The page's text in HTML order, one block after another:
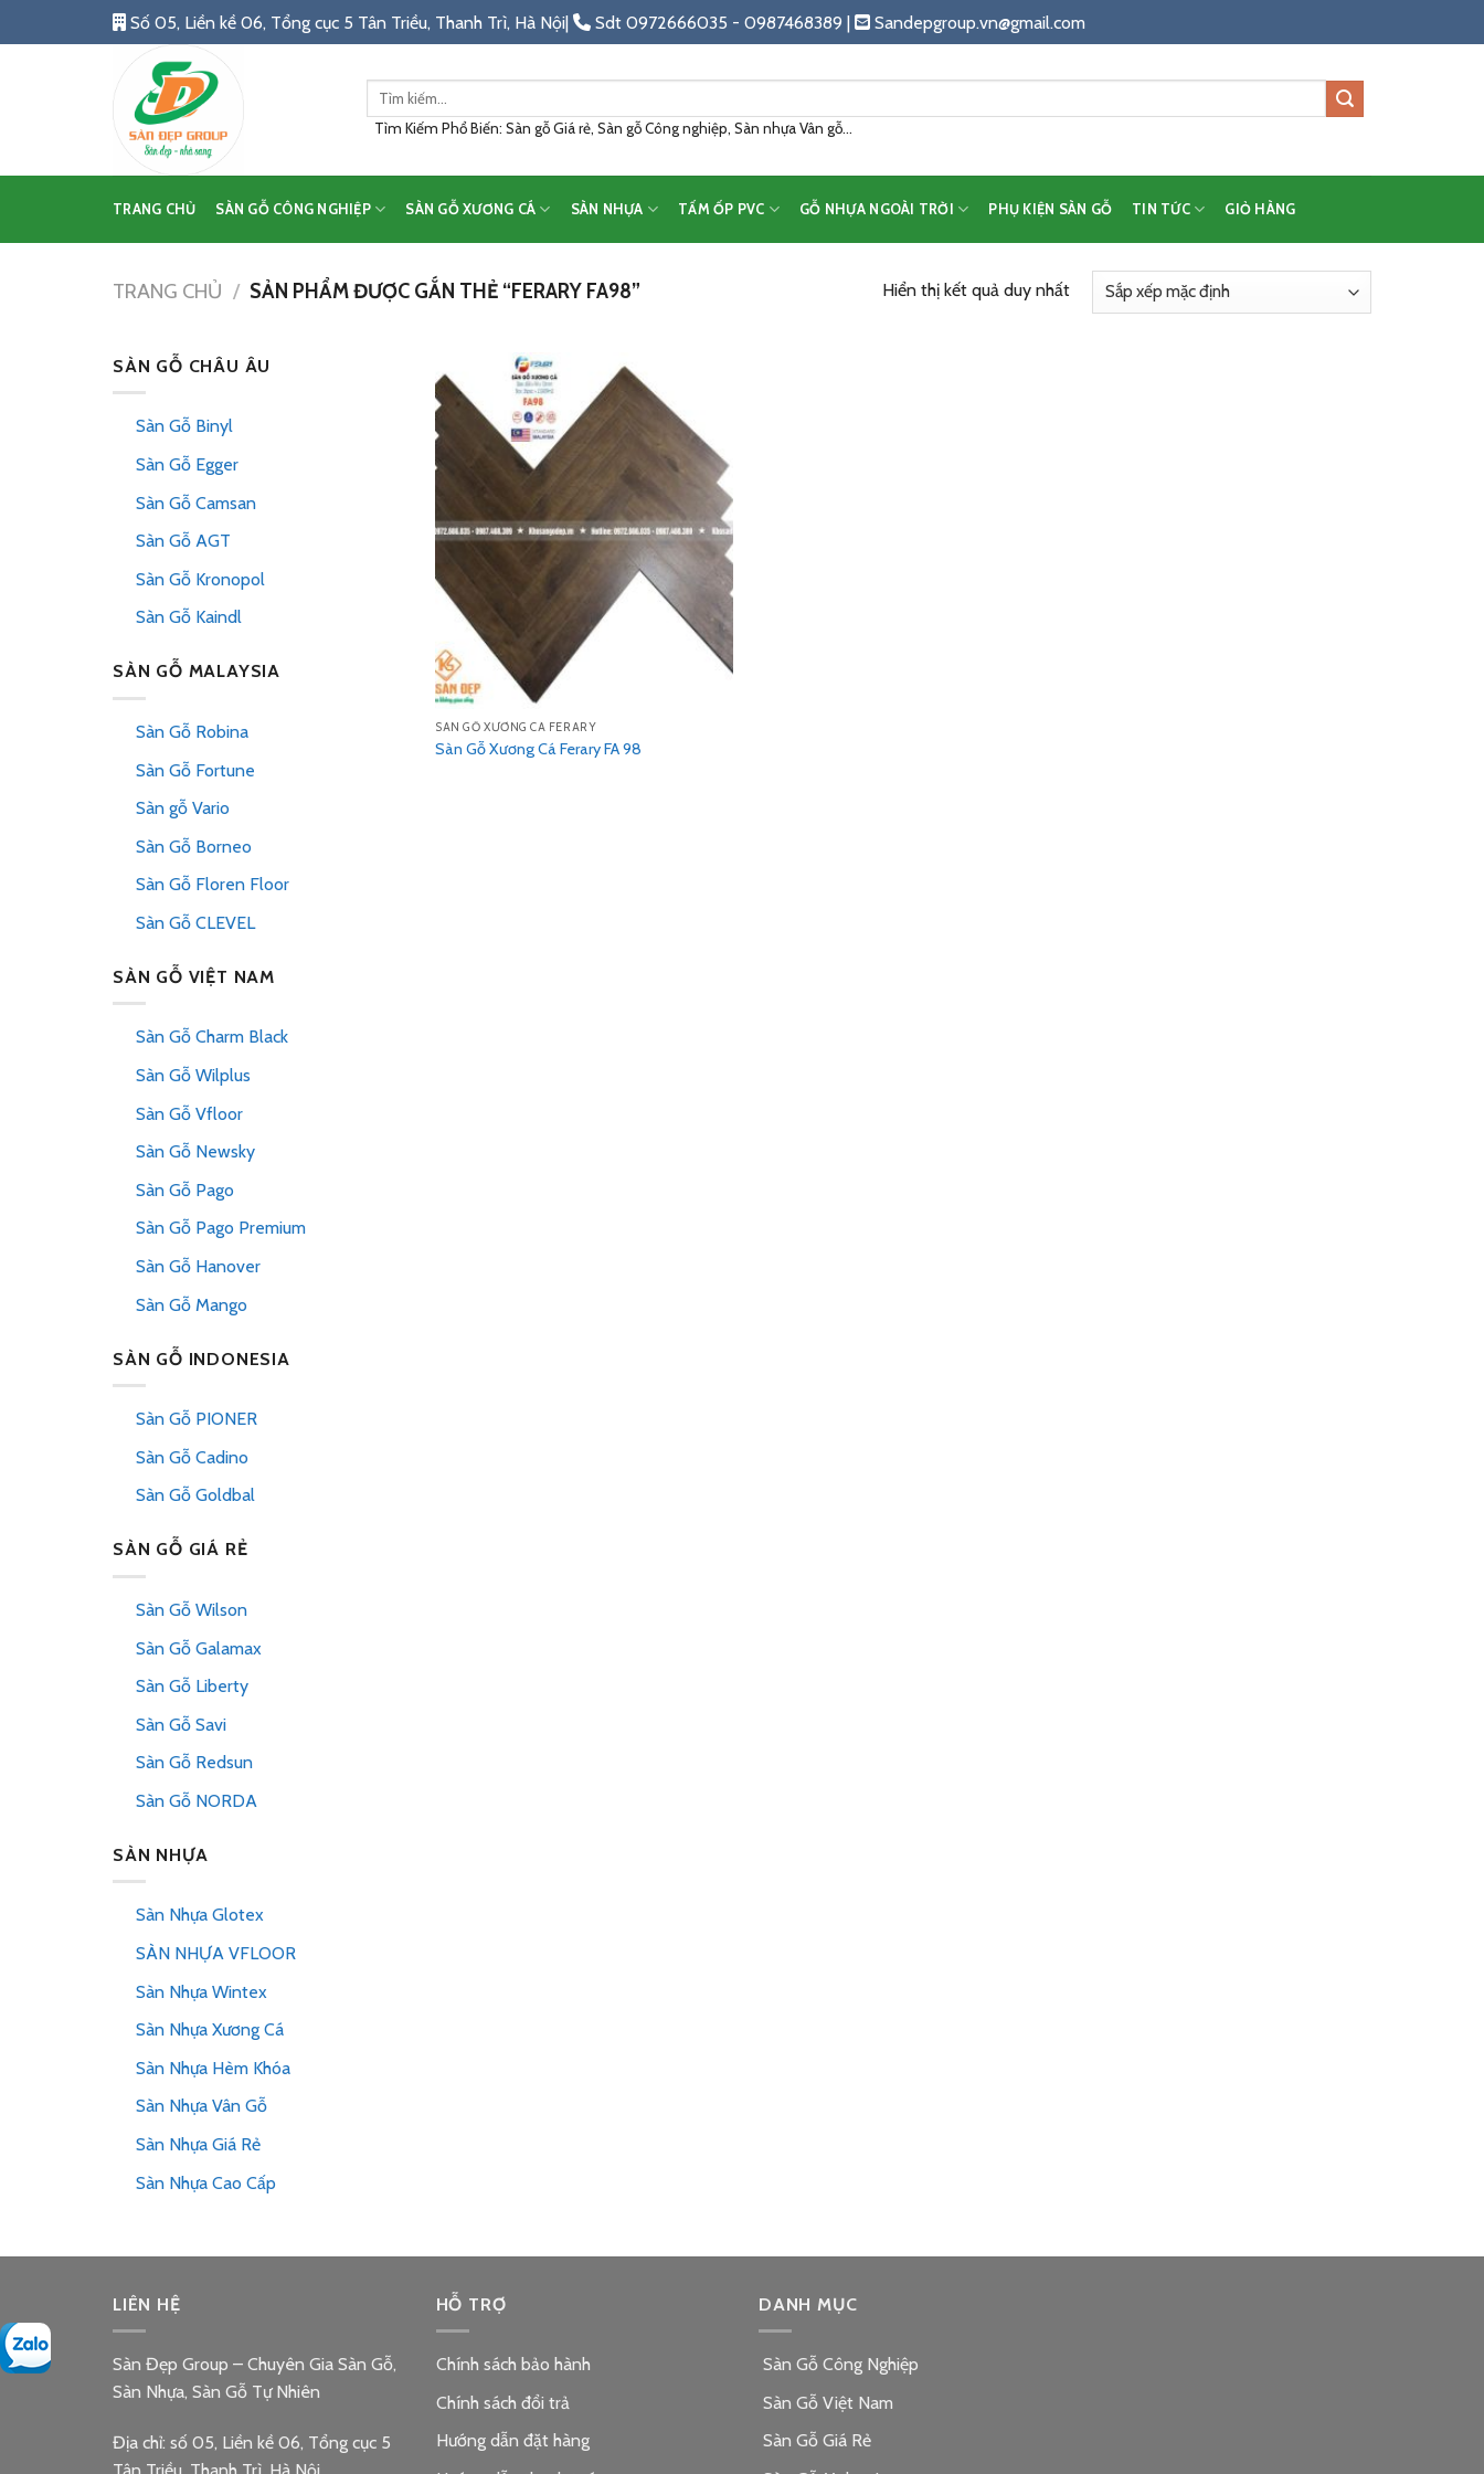
to
Số 05, Liền kề 06, Tổng cục 5 Tân Triều, Thanh Trì, Hà Nội| Sdt 0972666035 - 0987468389 | Sandepgroup.vn@gmail.com
Tìm
Tìm Kiếm Phổ Biến: Sàn gỗ Giá rẻ, Sàn gỗ Công nghiệp, Sàn nhựa Vân gỗ...
TRANG CHỦ SÀN GỖ CÔNG NGHIỆP SÀN GỖ XƯƠNG CÁ SÀN NHỰA TẤM ỐP PVC GỖ NHỰA NGOÀI TRỜI PHỤ KIỆN SÀN GỖ TIN TỨC GIỎ HÀNG
TRANG CHỦ / SẢN PHẨM ĐƯỢC GẮN THẺ “FERARY FA98” Hiển thị kết quả duy nhất
SÀN GỖ CHÂU ÂU
Sàn Gỗ Binyl
Sàn Gỗ Egger
Sàn Gỗ Camsan
Sàn Gỗ AGT
Sàn Gỗ Kronopol
Sàn Gỗ Kaindl
SÀN GỖ MALAYSIA
Sàn Gỗ Robina
Sàn Gỗ Fortune
Sàn gỗ Vario
Sàn Gỗ Borneo
Sàn Gỗ Floren Floor
Sàn Gỗ CLEVEL
SÀN GỖ VIỆT NAM
Sàn Gỗ Charm Black
Sàn Gỗ Wilplus
Sàn Gỗ Vfloor
Sàn Gỗ Newsky
Sàn Gỗ Pago
Sàn Gỗ Pago Premium
Sàn Gỗ Hanover
Sàn Gỗ Mango
SÀN GỖ INDONESIA
Sàn Gỗ PIONER
Sàn Gỗ Cadino
Sàn Gỗ Goldbal
SÀN GỖ GIÁ RẺ
Sàn Gỗ Wilson
Sàn Gỗ Galamax
Sàn Gỗ Liberty
Sàn Gỗ Savi
Sàn Gỗ Redsun
Sàn Gỗ NORDA
SÀN NHỰA
Sàn Nhựa Glotex
SÀN NHỰA VFLOOR
Sàn Nhựa Wintex
Sàn Nhựa Xương Cá
Sàn Nhựa Hèm Khóa
Sàn Nhựa Vân Gỗ
Sàn Nhựa Giá Rẻ
Sàn Nhựa Cao Cấp
to
wishlist
SÀN GỖ XƯƠNG CÁ FERARY
Sàn Gỗ Xương Cá Ferary FA 98
LIÊN HỆ
Sàn Đẹp Group – Chuyên Gia Sàn Gỗ,
Sàn Nhựa, Sàn Gỗ Tự Nhiên
Địa chỉ: số 05, Liền kề 06, Tổng cục 5
HỖ TRỢ
Chính sách bảo hành
Chính sách đổi trả
Hướng dẫn đặt hàng
DANH MỤC
Sàn Gỗ Công Nghiệp
Sàn Gỗ Việt Nam
Sàn Gỗ Giá Rẻ